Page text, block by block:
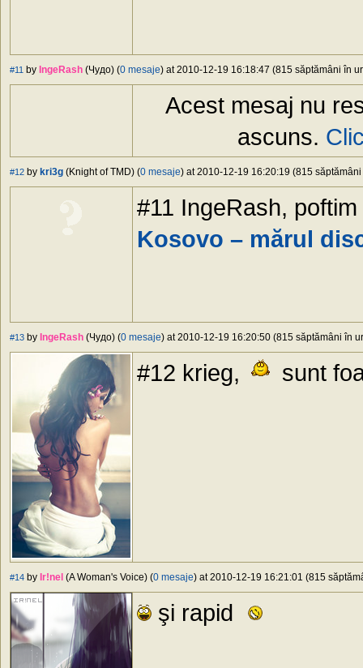
#11 by IngeRash (Чудо) (0 mesaje) at 2010-12-19 16:18:47 (815 săptămâni în
Acest mesaj nu
ascuns.
#12 by kri3g (Knight of TMD) (0 mesaje) at 2010-12-19 16:20:19 (815
#11 IngeRash, poftim
Kosovo – mărul
#13 by IngeRash (Чудо) (0 mesaje) at 2010-12-19 16:20:50 (815 săptămâni în
#12 krieg, sunt
#14 by Ir!nel (A Woman's Voice) (0 mesaje) at 2010-12-19 16:21:01 (815
şi rapid